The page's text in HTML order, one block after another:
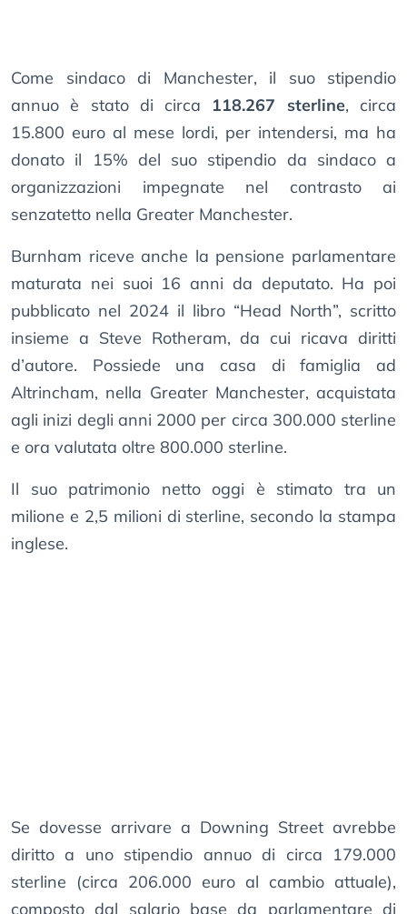
Come sindaco di Manchester, il suo stipendio
annuo è stato di circa 118.267 sterline, circa
15.800 euro al mese lordi, per intendersi, ma ha
donato il 15% del suo stipendio da sindaco a
organizzazioni impegnate nel contrasto ai
senzatetto nella Greater Manchester.
Burnham riceve anche la pensione parlamentare
maturata nei suoi 16 anni da deputato. Ha poi
pubblicato nel 2024 il libro “Head North”, scritto
insieme a Steve Rotheram, da cui ricava diritti
d’autore. Possiede una casa di famiglia ad
Altrincham, nella Greater Manchester, acquistata
agli inizi degli anni 2000 per circa 300.000 sterline
e ora valutata oltre 800.000 sterline.
Il suo patrimonio netto oggi è stimato tra un
milione e 2,5 milioni di sterline, secondo la stampa
inglese.
Se dovesse arrivare a Downing Street avrebbe
diritto a uno stipendio annuo di circa 179.000
sterline (circa 206.000 euro al cambio attuale),
composto dal salario base da parlamentare di